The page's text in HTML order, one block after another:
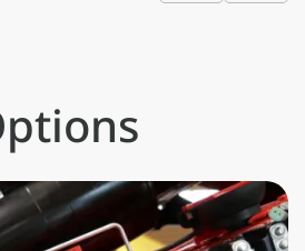
parfaitement
la grue et sur le
du véhicule.